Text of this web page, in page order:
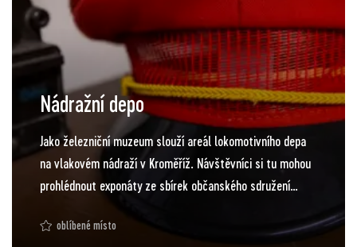
Nádražní depo
Jako železniční muzeum slouží areál lokomotivního depa
na vlakovém nádraží v Kroměříž. Návštěvníci si tu mohou
prohlédnout exponáty ze sbírek občanského sdružení
vidění je elektromechanické zabezpečovací zařízení,
oblíbené místo